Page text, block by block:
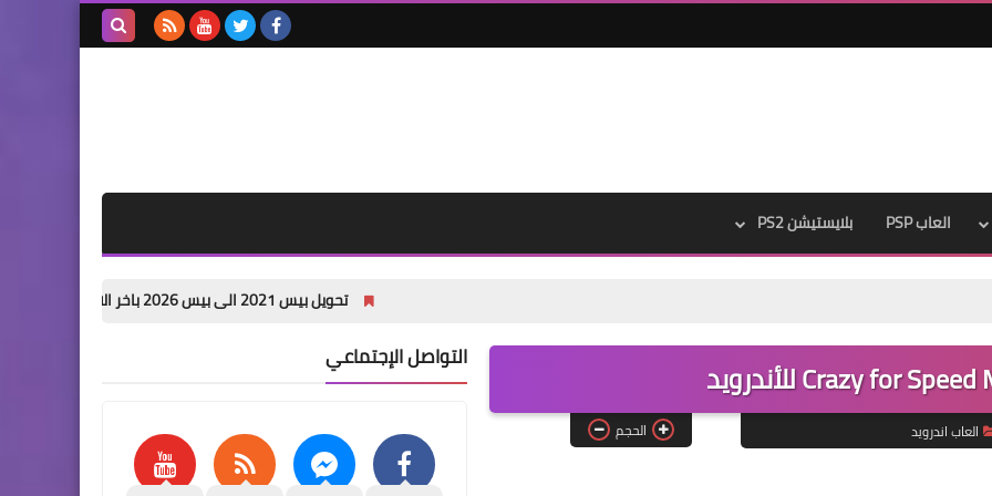
العاب PSP بلايستيشن PS2
تحويل بيس 2021 الى بيس 2026 باخر الانتقالات الصيفية PES 2021 PATCH 26 pc
العاب اندرويد الحجم
التواصل الإجتماعي